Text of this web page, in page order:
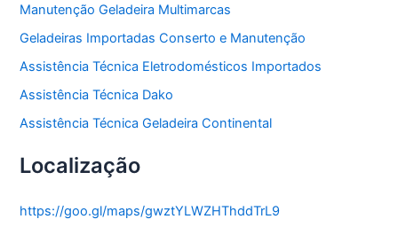
Manutenção Geladeira Multimarcas
Geladeiras Importadas Conserto e Manutenção
Assistência Técnica Eletrodomésticos Importados
Assistência Técnica Dako
Assistência Técnica Geladeira Continental
Localização
https://goo.gl/maps/gwztYLWZHThddTrL9